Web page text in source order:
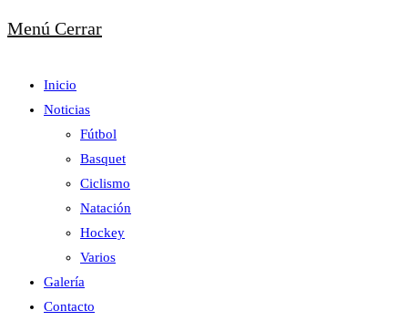
Menú Cerrar
Inicio
Noticias
Fútbol
Basquet
Ciclismo
Natación
Hockey
Varios
Galería
Contacto